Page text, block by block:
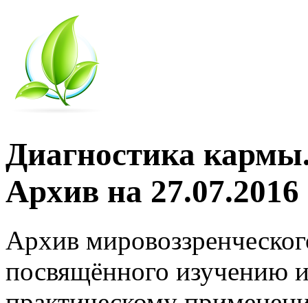
Диагностика
Архив на 27.07.2016
Архив
посвящённого изучению